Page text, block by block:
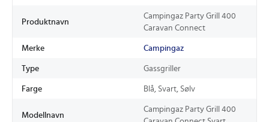
Produktnavn
Campingaz Party Grill 400
Caravan Connect
Merke Campingaz
Type Gassgriller
Farge Blå, Svart, Sølv
Modellnavn
Campingaz Party Grill 400